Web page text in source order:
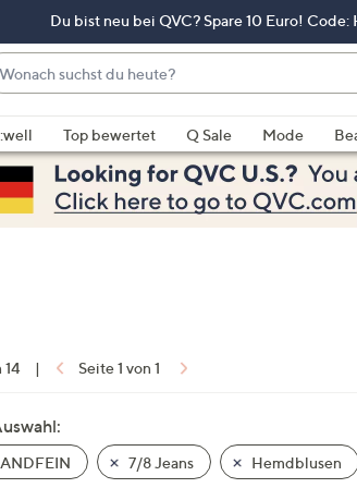
Du bist neu bei QVC? Spare 10 Euro! Code:
Top bewertet Q Sale Mode
14 | Seite 1 von 1
7/8 Jeans Hemdblusen